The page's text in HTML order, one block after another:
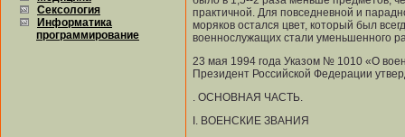
Сексология
Информатика
программирование
практичной. Для повседневной и
моряков остался цвет, который был
военнослужащих стали уменьшенного
23 мая 1994 года Указом № 1010 «О
Президент Российской Федерации
. ОСНОВНАЯ ЧАСТЬ.
I. ВОЕНСКИЕ ЗВАНИЯ